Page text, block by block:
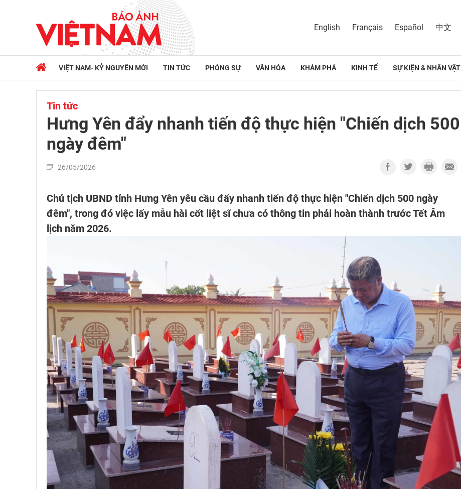
English Français Español 中文
VIỆT NAM- KỶ NGUYÊN MỚI TIN TỨC PHÓNG SỰ VĂN HÓA KHÁM PHÁ KINH TẾ SỰ KIỆN & NHÂN VẬT
Tin tức
Hưng Yên đẩy nhanh tiến độ thực hiện "Chiến dịch 500
ngày đêm"
26/05/2026
Chủ tịch UBND tỉnh Hưng Yên yêu cầu đẩy nhanh tiến độ thực hiện "Chiến dịch 500 ngày
đêm", trong đó việc lấy mẫu hài cốt liệt sĩ chưa có thông tin phải hoàn thành trước Tết Âm
lịch năm 2026.